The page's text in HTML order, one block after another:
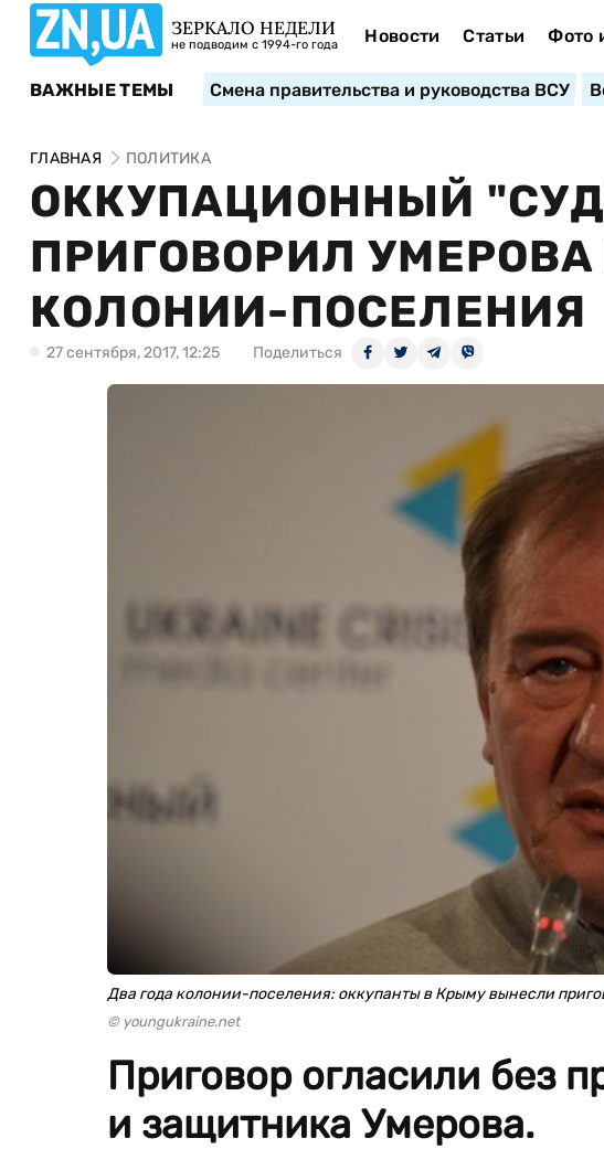
ЗЕРКАЛО НЕДЕЛИ
не подводим с 1994-го года Новости Статьи Фото
ВАЖНЫЕ ТЕМЫ Смена правительства и руководства ВСУ
ГЛАВНАЯ ПОЛИТИКА
ОККУПАЦИОННЫЙ
ПРИГОВОРИЛ
КОЛОНИИ-ПОСЕЛЕНИЯ
27 сентября, 2017, 12:25 Поделиться
Два года колонии-поселения: оккупанты в Крыму вынесли
© youngukraine.net
Приговор огласили без
и защитника Умерова.